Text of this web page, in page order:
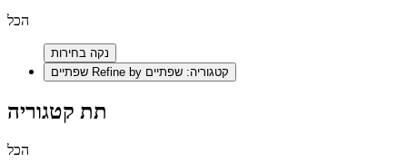
הכל
נקה בחירות
Refine by קטגוריה: שפתיים
תת קטגוריה
הכל